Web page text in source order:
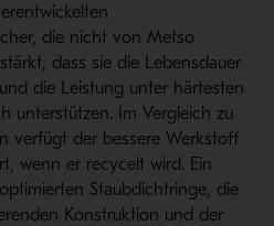
die nicht von Metso
dass sie die Lebensdauer
die Leistung unter härtesten
unterstützen. Im Vergleich zu
verfügt der bessere Werkstoff
wenn er recycelt wird. Ein
Staubdichtringe, die
Konstruktion und der